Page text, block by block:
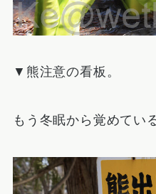
▼熊注意の看板。
もう冬眠から覚めてい